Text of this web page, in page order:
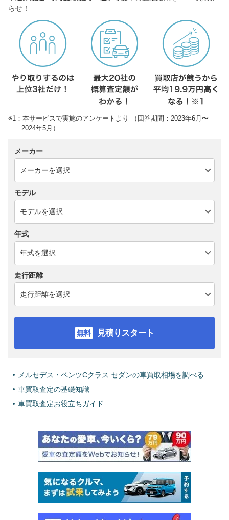
らせ！
※1：本サービスで実施のアンケートより （回答期間：2023年6月〜
2024年5月）
メーカー
モデル
年式
走行距離
見積りスタート
メルセデス・ベンツCクラス セダンの車買取相場を調べる
車買取査定の基礎知識
車買取査定お役立ちガイド